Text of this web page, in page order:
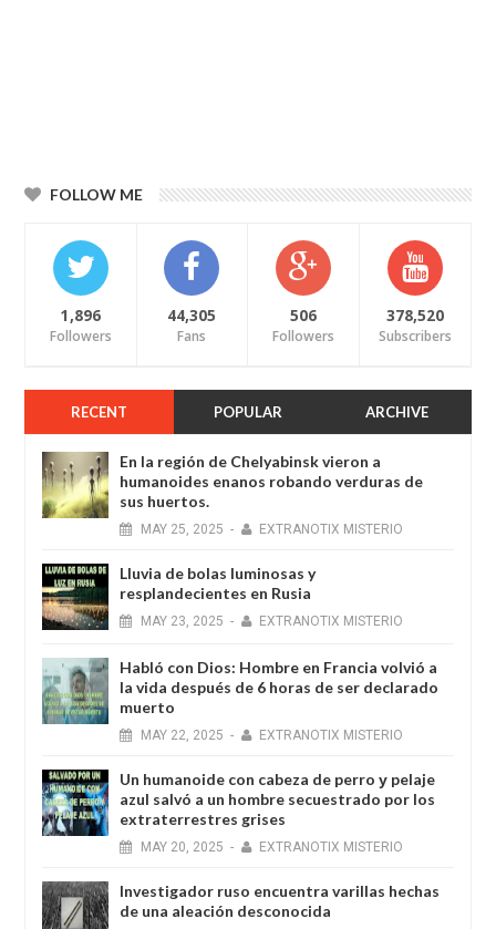
FOLLOW ME
1,896
Followers
44,305
Fans
506
Followers
378,520
Subscribers
RECENT POPULAR ARCHIVE
En la región de Chelyabinsk vieron a
humanoides enanos robando verduras de
sus huertos.
MAY 25, 2025 - EXTRANOTIX MISTERIO
Lluvia de bolas luminosas y
resplandecientes en Rusia
MAY 23, 2025 - EXTRANOTIX MISTERIO
Habló con Dios: Hombre en Francia volvió a
la vida después de 6 horas de ser declarado
muerto
MAY 22, 2025 - EXTRANOTIX MISTERIO
Un humanoide con cabeza de perro у pelaje
azul salvó a un hombre secuestrado por los
extraterrestres grises
MAY 20, 2025 - EXTRANOTIX MISTERIO
Investigador ruso encuentra varillas hechas
de una aleación desconocida